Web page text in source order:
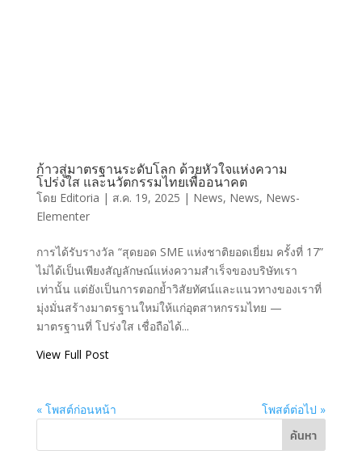
ก้าวสู่มาตรฐานระดับโลก ด้วยหัวใจแห่งความ
โปร่งใส และนวัตกรรมไทยเพื่ออนาคต
โดย Editoria | ส.ค. 19, 2025 | News, News, News-
Elementer
การได้รับรางวัล “สุดยอด SME แห่งชาติยอดเยี่ยม ครั้งที่ 17”
ไม่ได้เป็นเพียงสัญลักษณ์แห่งความสำเร็จของบริษัทเรา
เท่านั้น แต่ยังเป็นการตอกย้ำวิสัยทัศน์และแนวทางของเราที่
มุ่งมั่นสร้างมาตรฐานใหม่ให้แก่อุตสาหกรรมไทย —
มาตรฐานที่ โปร่งใส เชื่อถือได้...
View Full Post
« โพสต์ก่อนหน้า โพสต์ต่อไป »
ค้นหา